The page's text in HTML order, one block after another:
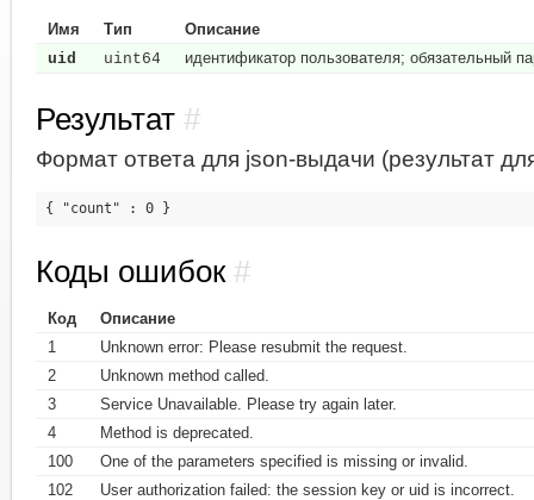
Имя Тип
Описание
uid
uint64 идентификатор пользователя; обязательный
Результат #
Формат ответа для json-выдачи (результат
Коды ошибок #
Код
Описание
1
Unknown error: Please resubmit the request.
2
Unknown method called.
3
Service Unavailable. Please try again later.
4
Method is deprecated.
100
One of the parameters specified is missing or invalid.
102
User authorization failed: the session key or uid is incorrect.